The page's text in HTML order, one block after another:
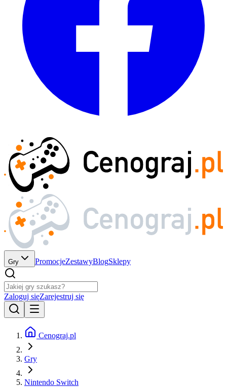
Gry PromocjeZestawyBlogSklepy
Zaloguj sięZarejestruj się
Cenograj.pl
Gry
Nintendo Switch